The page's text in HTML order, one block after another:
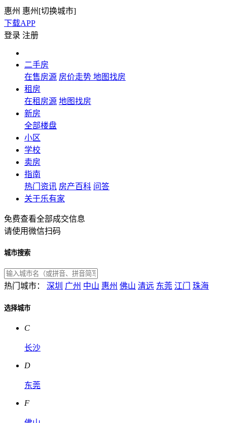
惠州 惠州[切换城市]
下载APP
登录 注册
二手房
在售房源 房价走势 地图找房
租房
在租房源 地图找房
新房
全部楼盘
小区
学校
卖房
指南
热门资讯 房产百科 问答
关于乐有家
免费查看全部成交信息
请使用微信扫码
城市搜索
热门城市： 深圳 广州 中山 惠州 佛山 清远 东莞 江门 珠海
选择城市
C
长沙
D
东莞
F